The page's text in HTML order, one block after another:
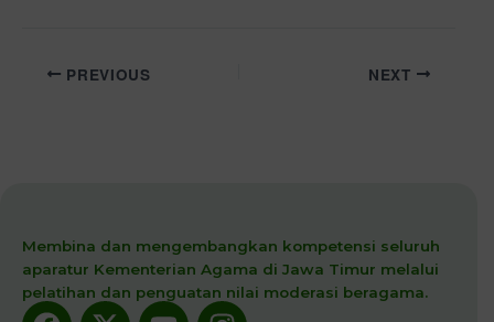
PREVIOUS NEXT
Membina dan mengembangkan kompetensi seluruh
aparatur Kementerian Agama di Jawa Timur melalui
pelatihan dan penguatan nilai moderasi beragama.
Facebook
X- YoutubeInstagram